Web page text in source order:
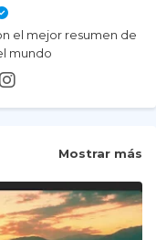
el mejor resumen de
mundo
Mostrar más